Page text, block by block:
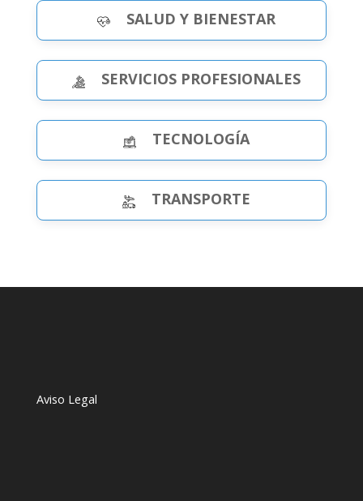
SALUD Y BIENESTAR
SERVICIOS PROFESIONALES
TECNOLOGÍA
TRANSPORTE
Aviso Legal